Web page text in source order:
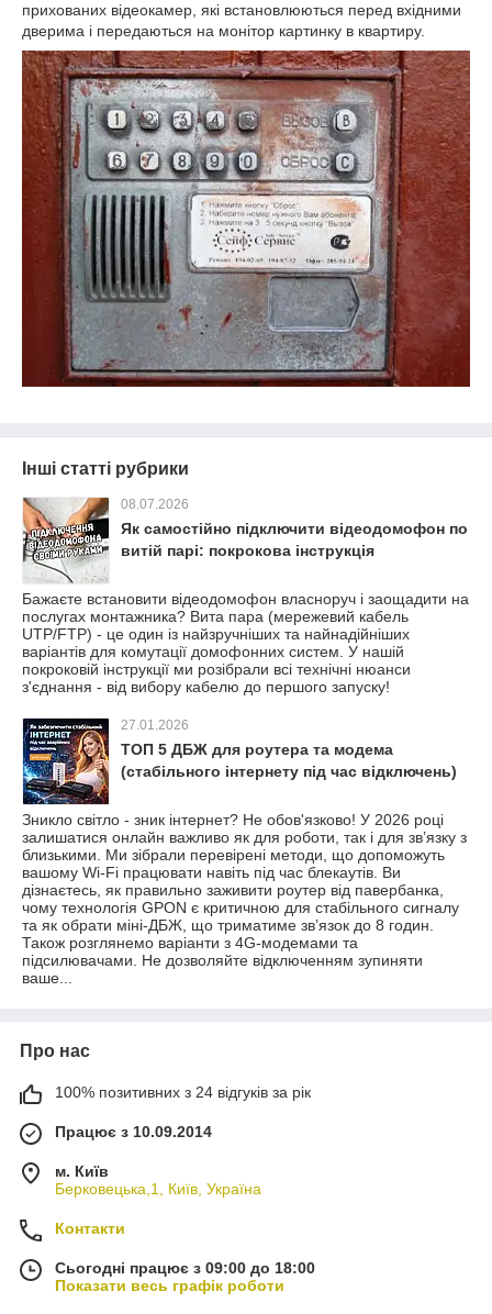
прихованих відеокамер, які встановлюються перед вхідними
дверима і передаються на монітор картинку в квартиру.
Інші статті рубрики
08.07.2026
Як самостійно підключити відеодомофон по
витій парі: покрокова інструкція
Бажаєте встановити відеодомофон власноруч і заощадити на
послугах монтажника? Вита пара (мережевий кабель
UTP/FTP) - це один із найзручніших та найнадійніших
варіантів для комутації домофонних систем. У нашій
покроковій інструкції ми розібрали всі технічні нюанси
з'єднання - від вибору кабелю до першого запуску!
27.01.2026
ТОП 5 ДБЖ для роутера та модема
(стабільного інтернету під час відключень)
Зникло світло - зник інтернет? Не обов'язково! У 2026 році
залишатися онлайн важливо як для роботи, так і для зв’язку з
близькими. Ми зібрали перевірені методи, що допоможуть
вашому Wi-Fi працювати навіть під час блекаутів. Ви
дізнаєтесь, як правильно заживити роутер від павербанка,
чому технологія GPON є критичною для стабільного сигналу
та як обрати міні-ДБЖ, що триматиме зв’язок до 8 годин.
Також розглянемо варіанти з 4G-модемами та
підсилювачами. Не дозволяйте відключенням зупиняти
ваше...
Про нас
100% позитивних з 24 відгуків за рік
Працює з 10.09.2014
м. Київ
Берковецька,1, Київ, Україна
Контакти
Сьогодні працює з 09:00 до 18:00
Показати весь графік роботи